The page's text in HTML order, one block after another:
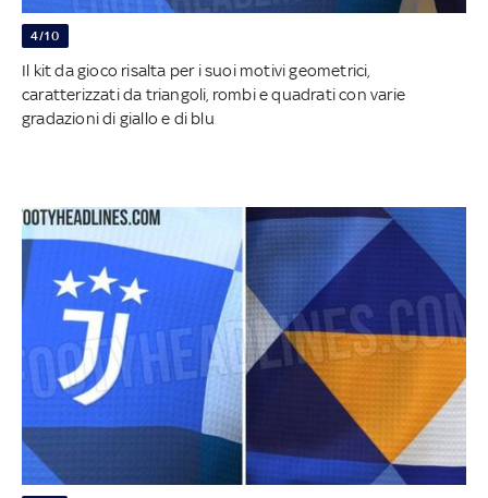
4/10
Il kit da gioco risalta per i suoi motivi geometrici,
caratterizzati da triangoli, rombi e quadrati con varie
gradazioni di giallo e di blu